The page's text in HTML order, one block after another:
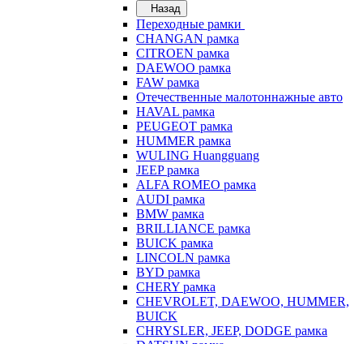
Назад
Переходные рамки
CHANGAN рамка
CITROEN рамка
DAEWOO рамка
FAW рамка
Отечественные малотоннажные авто
HAVAL рамка
PEUGEOT рамка
HUMMER рамка
WULING Huangguang
JEEP рамка
ALFA ROMEO рамка
AUDI рамка
BMW рамка
BRILLIANCE рамка
BUICK рамка
LINCOLN рамка
BYD рамка
CHERY рамка
CHEVROLET, DAEWOO, HUMMER,
BUICK
CHRYSLER, JEEP, DODGE рамка